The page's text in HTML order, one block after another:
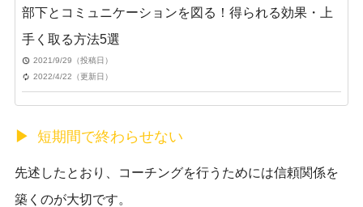
部下とコミュニケーションを図る！得られる効果・上
手く取る方法5選
2021/9/29（投稿日）
2022/4/22（更新日）
短期間で終わらせない
先述したとおり、コーチングを行うためには信頼関係を
築くのが大切です。